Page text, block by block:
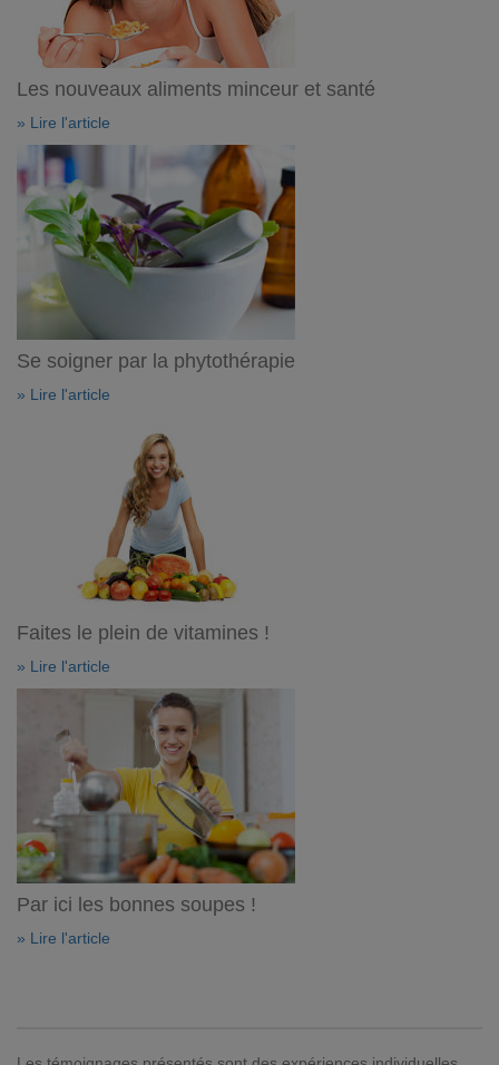
Les nouveaux aliments minceur et santé
» Lire l'article
Se soigner par la phytothérapie
» Lire l'article
Faites le plein de vitamines !
» Lire l'article
Par ici les bonnes soupes !
» Lire l'article